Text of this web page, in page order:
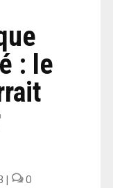
: le
|
0